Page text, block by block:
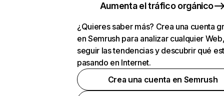
Aumenta el tráfico orgánico
¿Quieres saber más? Crea una cuenta
en Semrush para analizar cualquier
seguir las tendencias y descubrir qué
pasando en Internet.
Crea una cuenta en Semrush